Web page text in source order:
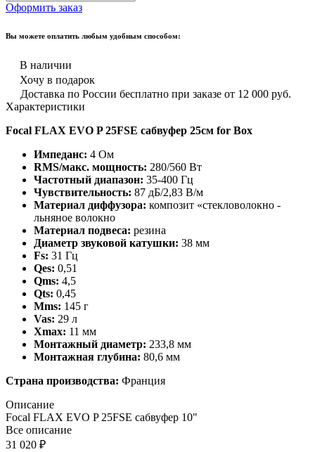
Оформить заказ
Вы можете оплатить любым удобным способом:
В наличии
Хочу в подарок
Доставка по России бесплатно при заказе от 12 000 руб.
Характеристики
Focal FLAX EVO P 25FSE сабвуфер 25см for Box
Импеданс: 4 Ом
RMS/макс. мощность: 280/560 Вт
Частотный диапазон: 35-400 Гц
Чувствительность: 87 дБ/2,83 В/м
Материал диффузора: композит «стекловолокно -
льняное волокно
Материал подвеса: резина
Диаметр звуковой катушки: 38 мм
Fs: 31 Гц
Qes: 0,51
Qms: 4,5
Qts: 0,45
Mms: 145 г
Vas: 29 л
Xmax: 11 мм
Монтажный диаметр: 233,8 мм
Монтажная глубина: 80,6 мм
Страна производства: Франция
Описание
Focal FLAX EVO P 25FSE сабвуфер 10"
Все описание
31 020 ₽